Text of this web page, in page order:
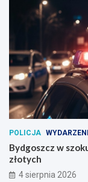
POLICJA
Bydgoszcz w
złotych
4 sierpnia 2026